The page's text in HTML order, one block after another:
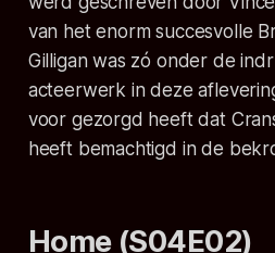
van het enorm succesvolle
Gilligan was zó onder de
acteerwerk in deze
voor gezorgd heeft dat
heeft bemachtigd in de
Home (S04E02)